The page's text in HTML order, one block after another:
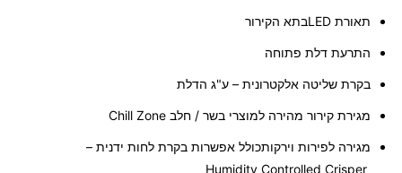
תאורת LEDבתא הקירור
התרעת דלת פתוחה
בקרת שליטה אלקטרונית – ע"ג הדלת
מגירת קירור מהירה למוצרי בשר / חלב Chill Zone
מגירה לפירות וירקותכולל אפשרות בקרת לחות ידנית –
Humidity Controlled Crisper